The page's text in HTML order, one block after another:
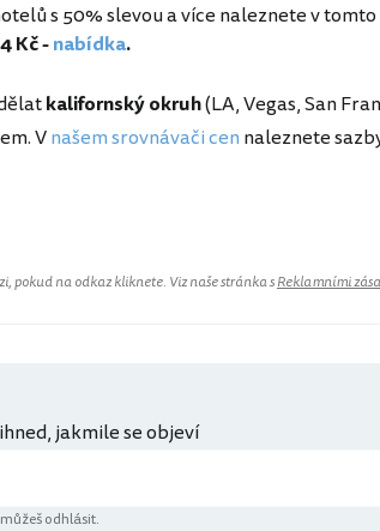
s 50% slevou a více naleznete v
Kč -nabídka.
kalifornský okruh(LA, Vegas, San
Vnašem srovnávači cen naleznete
pokud na odkaz kliknete. Viz naše stránka sReklamními
jakmile se objeví
odhlásit.